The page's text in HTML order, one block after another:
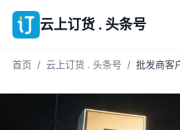
云上订货 . 头条号
首页 / 云上订货 . 头条号 / 批发商客